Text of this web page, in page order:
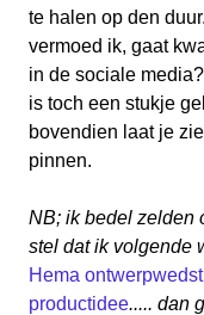
te halen op den
vermoed ik, gaat
in de sociale
is toch een stukje
bovendien laat je
pinnen.
NB; ik bedel zelden
stel dat ik volgende
Hema
productidee..... dan